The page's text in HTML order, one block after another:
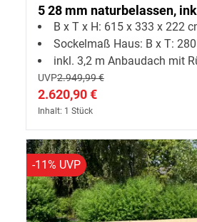
5 28 mm naturbelassen,
Anbaudach + Rückwand
B x T x H: 615 x 333 x 222
Sockelmaß Haus: B x T:
inkl. 3,2 m Anbaudach mit
UVP2.949,99 €
2.620,90 €
Inhalt: 1 Stück
-11% UVP